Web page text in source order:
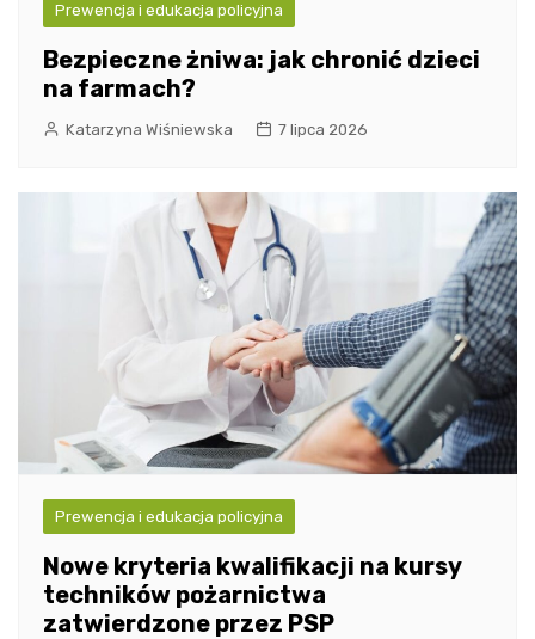
Prewencja i edukacja policyjna
Bezpieczne żniwa: jak chronić dzieci
na farmach?
Katarzyna Wiśniewska 7 lipca 2026
Prewencja i edukacja policyjna
Nowe kryteria kwalifikacji na kursy
techników pożarnictwa
zatwierdzone przez PSP